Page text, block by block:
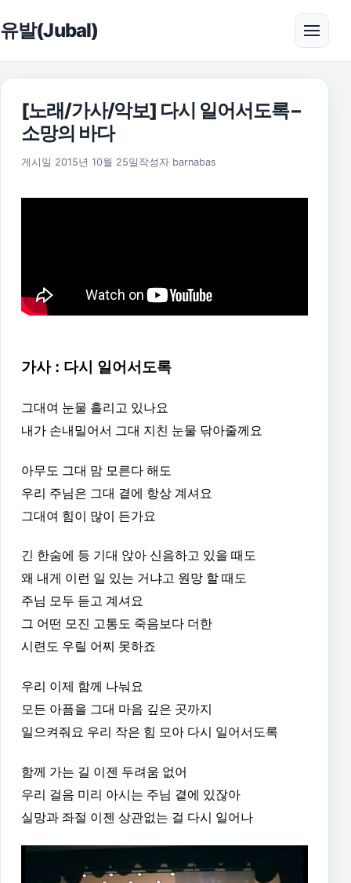
유발(Jubal) 메뉴
[노래/가사/악보] 다시 일어서도록 –
소망의 바다
게시일 2015년 10월 25일 2025년 11월 18일
작성자 barnabas
가사 : 다시 일어서도록
그대여 눈물 흘리고 있나요
내가 손내밀어서 그대 지친 눈물 닦아줄께요
아무도 그대 맘 모른다 해도
우리 주님은 그대 곁에 항상 계셔요
그대여 힘이 많이 든가요
긴 한숨에 등 기대 앉아 신음하고 있을 때도
왜 내게 이런 일 있는 거냐고 원망 할 때도
주님 모두 듣고 계셔요
그 어떤 모진 고통도 죽음보다 더한
시련도 우릴 어찌 못하죠
우리 이제 함께 나눠요
모든 아픔을 그대 마음 깊은 곳까지
일으켜줘요 우리 작은 힘 모아 다시 일어서도록
함께 가는 길 이젠 두려움 없어
우리 걸음 미리 아시는 주님 곁에 있잖아
실망과 좌절 이젠 상관없는 걸 다시 일어나